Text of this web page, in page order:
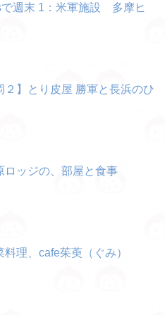
で週末 1：米軍施設 多摩ヒ
２】とり皮屋 勝軍と長浜のひ
ロッジの、部屋と食事
料理、cafe茱萸（ぐみ）